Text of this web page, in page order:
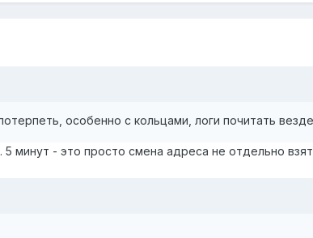
особенно с кольцами, логи почитать
минут - это просто смена адреса не отдельно